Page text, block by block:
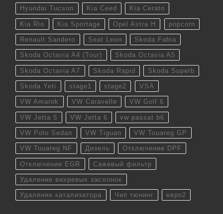
Hyundai Tucson Kia Ceed Kia Cerato
Kia Rio Kia Sportage Opel Astra H popcorn
Renault Sandero Seat Leon Skoda Fabia
Skoda Octavia A4 (Tour) Skoda Octavia A5
Skoda Octavia A7 Skoda Rapid Skoda Superb
Skoda Yeti stage1 stage2 VSA
VW Amarok VW Caravelle VW Golf 6
VW Jetta 5 VW Jetta 6 vw passat b6
VW Polo Sedan VW Tiguan VW Touareg GP
VW Touareg NF Дизель Отключение DPF
Отключение EGR Сажевый фильтр
Удаление вихревых заслонок
Удаление катализатора Чип тюнинг евро2